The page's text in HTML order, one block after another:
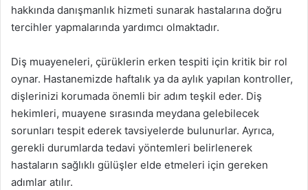
hakkında danışmanlık hizmeti sunarak hastalarına doğru
tercihler yapmalarında yardımcı olmaktadır.
Diş muayeneleri, çürüklerin erken tespiti için kritik bir rol
oynar. Hastanemizde haftalık ya da aylık yapılan kontroller,
dişlerinizi korumada önemli bir adım teşkil eder. Diş
hekimleri, muayene sırasında meydana gelebilecek
sorunları tespit ederek tavsiyelerde bulunurlar. Ayrıca,
gerekli durumlarda tedavi yöntemleri belirlenerek
hastaların sağlıklı gülüşler elde etmeleri için gereken
adımlar atılır.